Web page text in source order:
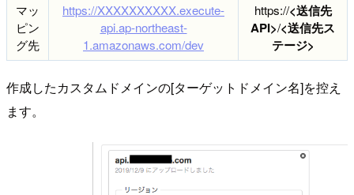
マッ
ピン
グ先
https://XXXXXXXXXX.execute-
api.ap-northeast-
1.amazonaws.com/dev
https://<送信先
API>/<送信先ス
テージ>
作成したカスタムドメインの[ターゲットドメイン名]を控え
ます。